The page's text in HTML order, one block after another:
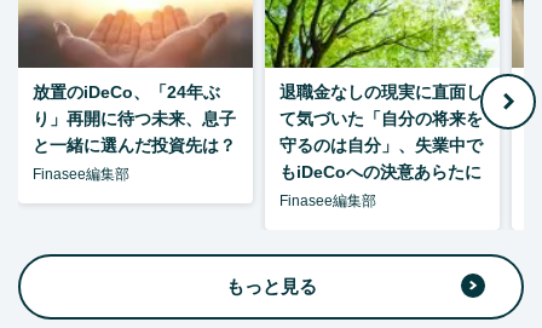
放置のiDeCo、「24年ぶ
り」再開に待つ未来、息子
と一緒に選んだ投資先は？
Finasee編集部
退職金なしの現実に直面し
て気づいた「自分の将来を
守るのは自分」、失業中で
もiDeCoへの決意あらたに
Finasee編集部
もっと見る